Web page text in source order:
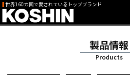
世界160カ国で愛されているトップブランド
製品情報
Products